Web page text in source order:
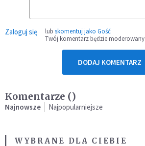
Zaloguj się lub skomentuj jako Gość
Twój komentarz będzie moderowany
DODAJ KOMENTARZ
Komentarze ()
Najnowsze Najpopularniejsze
WYBRANE DLA CIEBIE